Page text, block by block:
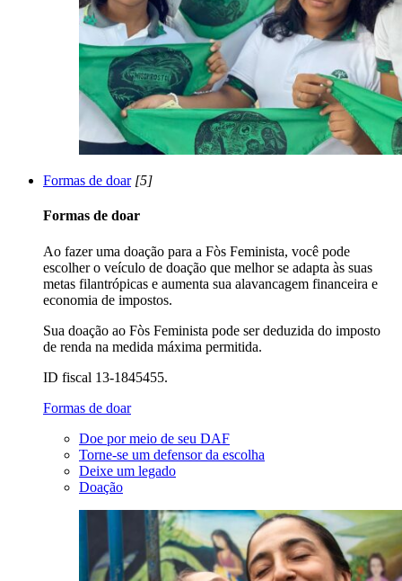
Formas de doar[5]
Formas de doar
Ao fazer uma doação para a Fòs Feminista, você pode
escolher o veículo de doação que melhor se adapta às suas
metas filantrópicas e aumenta sua alavancagem financeira e
economia de impostos.
Sua doação ao Fòs Feminista pode ser deduzida do imposto
de renda na medida máxima permitida.
ID fiscal 13-1845455.
Formas de doar
Doe por meio de seu DAF
Torne-se um defensor da escolha
Deixe um legado
Doação